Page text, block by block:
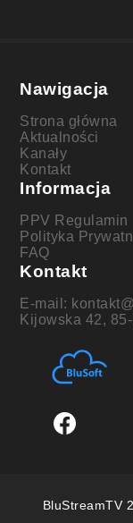
Nawigacja
Strona główna
Aktualności
Kanały
Kontakt
Informacja
PPV Regulamin
Polityka
FAQ
Kontakt
E-mail:
Kijowska 42,
BluStreamTV